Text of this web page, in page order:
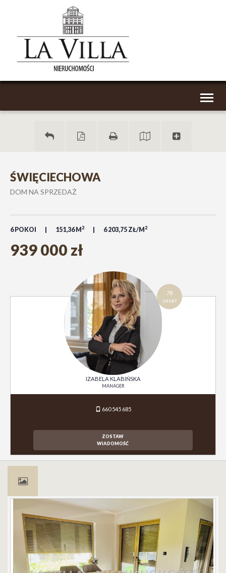
ŚWIĘCIECHOWA
DOM NA SPRZEDAŻ
6 POKOI 151,36 M 2 6 203,75 ZŁ/M 2
939 000 zł
78
OFERT
IZABELA KLABIŃSKA
MANAGER
660 545 685
ZOSTAW
WIADOMOŚĆ